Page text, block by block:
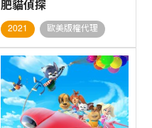
肥貓偵探
2021 歐美版權代理